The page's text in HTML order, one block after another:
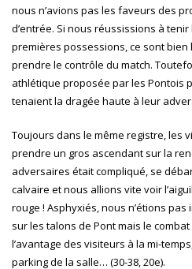
nous n’avions pas les faveurs des
d’entrée. Si nous réussissions à
premières possessions, ce sont
prendre le contrôle du match.
athlétique proposée par les Pontois
tenaient la dragée haute à leur
Toujours dans le même registre, les
prendre un gros ascendant sur la
adversaires était compliqué, se
calvaire et nous allions vite voir
rouge ! Asphyxiés, nous n’étions
sur les talons de Pont mais le
l’avantage des visiteurs à la mi-
parking de la salle… (30-38, 20e).